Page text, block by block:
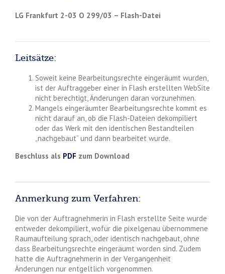
LG Frankfurt 2-03 O 299/03 – Flash-Datei
Leitsätze:
Soweit keine Bearbeitungsrechte eingeräumt wurden,
ist der Auftraggeber einer in Flash erstellten WebSite
nicht berechtigt, Änderungen daran vorzunehmen.
Mangels eingeräumter Bearbeitungsrechte kommt es
nicht darauf an, ob die Flash-Dateien dekompiliert
oder das Werk mit den identischen Bestandteilen
„nachgebaut“ und dann bearbeitet wurde.
Beschluss als PDF zum Download
Anmerkung zum Verfahren:
Die von der Auftragnehmerin in Flash erstellte Seite wurde
entweder dekompiliert, wofür die pixelgenau übernommene
Raumaufteilung sprach, oder identisch nachgebaut, ohne
dass Bearbeitungsrechte eingeräumt worden sind. Zudem
hatte die Auftragnehmerin in der Vergangenheit
Änderungen nur entgeltlich vorgenommen.